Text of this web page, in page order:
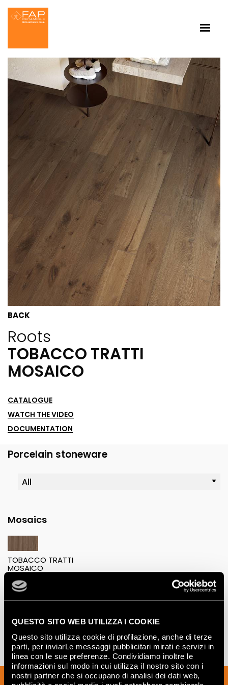
QUESTO SITO WEB UTILIZZA I COOKIE
Questo sito utilizza cookie di profilazione, anche di terze
parti, per inviarLe messaggi pubblicitari mirati e servizi in
linea con le sue preferenze. Condividiamo inoltre le
informazioni sul modo in cui utilizza il nostro sito con i
nostri partner che si occupano di analisi dei dati web,
BACK
Roots
TOBACCO TRATTI
MOSAICO
CATALOGUE
WATCH THE VIDEO
DOCUMENTATION
Porcelain stoneware
Mosaics
TOBACCO TRATTI
MOSAICO